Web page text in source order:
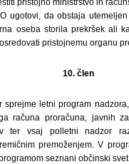
ugotovi, da obstaja
oseba storila prekršek ali
pristojnemu organu
10. člen
sprejme letni program
računa proračuna, javnih
ter vsaj polletni nadzor
premoženjem. V
seznani občinski svet